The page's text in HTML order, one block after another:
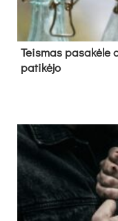
Teis­mas
pa­ti­kė­jo